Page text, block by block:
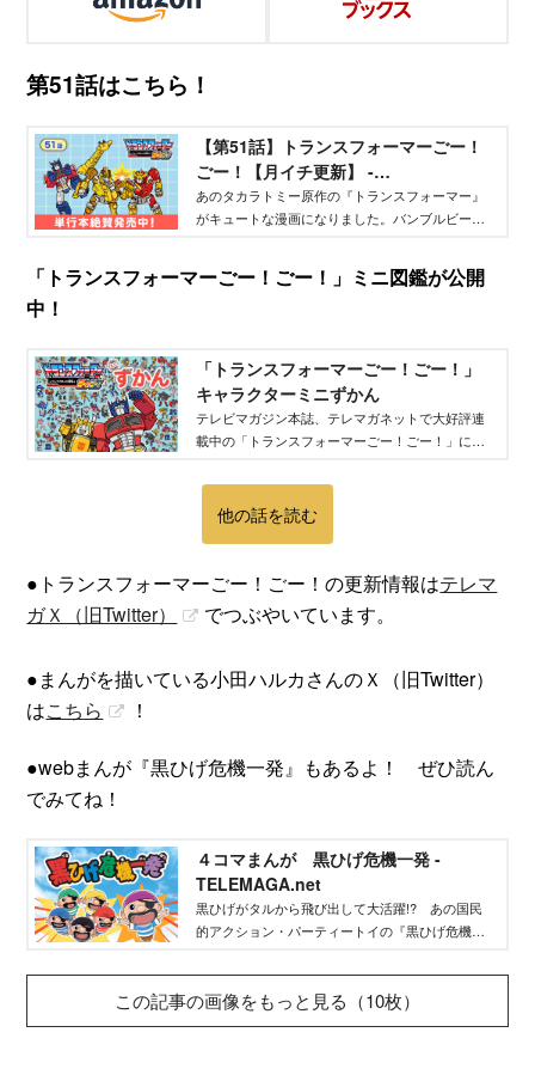
第51話はこちら！
【第51話】トランスフォーマーごー！
ごー！【月イチ更新】 -
TELEMAGA.net｜講談社
あのタカラトミー原作の『トランスフォーマー』
がキュートな漫画になりました。バンブルビー、
ど悪役キャラも大活躍！ 毎月15日にアップされ
ます。よろしく！
「トランスフォーマーごー！ごー！」ミニ図鑑が公開
中！
「トランスフォーマーごー！ごー！」
キャラクターミニずかん
テレビマガジン本誌、テレマガネットで大好評連
載中の「トランスフォーマーごー！ごー！」に登
他の話を読む
●トランスフォーマーごー！ごー！の更新情報はテレマ
ガＸ（旧Twitter）
​でつぶやいています。
●まんがを描いている小田ハルカさんのＸ（旧Twitter）
はこちら ！
●webまんが『黒ひげ危機一発』もあるよ！ ぜひ読ん
でみてね！
４コマまんが 黒ひげ危機一発 -
TELEMAGA.net
黒ひげがタルから飛び出して大活躍!? あの国民
的アクション・パーティートイの『黒ひげ危機一
この記事の画像をもっと見る（10枚）